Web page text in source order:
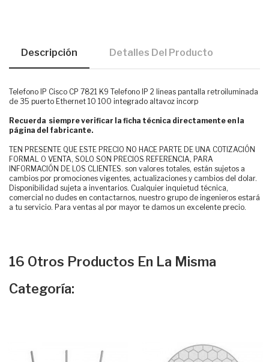
Descripción Detalles Del Producto
Telefono IP Cisco CP 7821 K9 Telefono IP 2 lineas pantalla retroiluminada
de 35 puerto Ethernet 10 100 integrado altavoz incorp
Recuerda siempre verificar la ficha técnica directamente en la
página del fabricante.
TEN PRESENTE QUE ESTE PRECIO NO HACE PARTE DE UNA COTIZACIÓN
FORMAL O VENTA, SOLO SON PRECIOS REFERENCIA, PARA
INFORMACIÓN DE LOS CLIENTES. son valores totales, están sujetos a
cambios por promociones vigentes, actualizaciones y cambios del dolar.
Disponibilidad sujeta a inventarios. Cualquier inquietud técnica,
comercial no dudes en contactarnos, nuestro grupo de ingenieros estará
a tu servicio. Para ventas al por mayor te damos un excelente precio.
16 Otros Productos En La Misma
Categoría: